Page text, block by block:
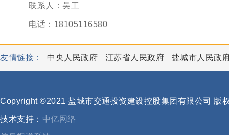
联系人：吴工
电话：18105116580
友情链接： 中央人民政府 江苏省人民政府 盐城市人民政
Copyright ©2021 盐城市交通投资建设控股集团有限公司 版
技术支持： 中亿网络